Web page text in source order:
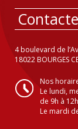
4 boulevard de
18022 BOURGES
Nos
Le lundi,
de 9h à
Le mardi